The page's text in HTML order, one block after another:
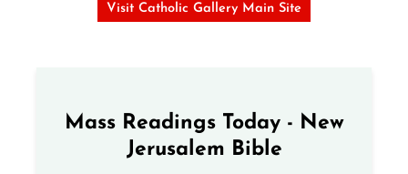
Visit Catholic Gallery Main Site
Mass Readings Today - New
Jerusalem Bible